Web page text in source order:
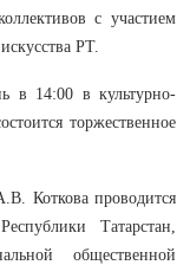
с участием
РТ.
в 14:00 в культурно-
торжественное
Коткова проводится
Татарстан,
общественной